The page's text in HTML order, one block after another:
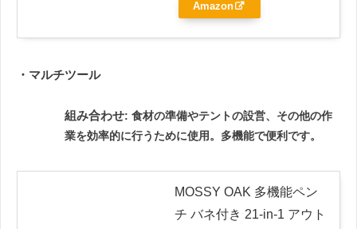
Amazon
・マルチツール
組み合わせ: 食材の準備やテントの設営、その他の作
業を効率的に行うために使用。多機能で便利です。
MOSSY OAK 多機能ペン
チ バネ付き 21-in-1 アウト